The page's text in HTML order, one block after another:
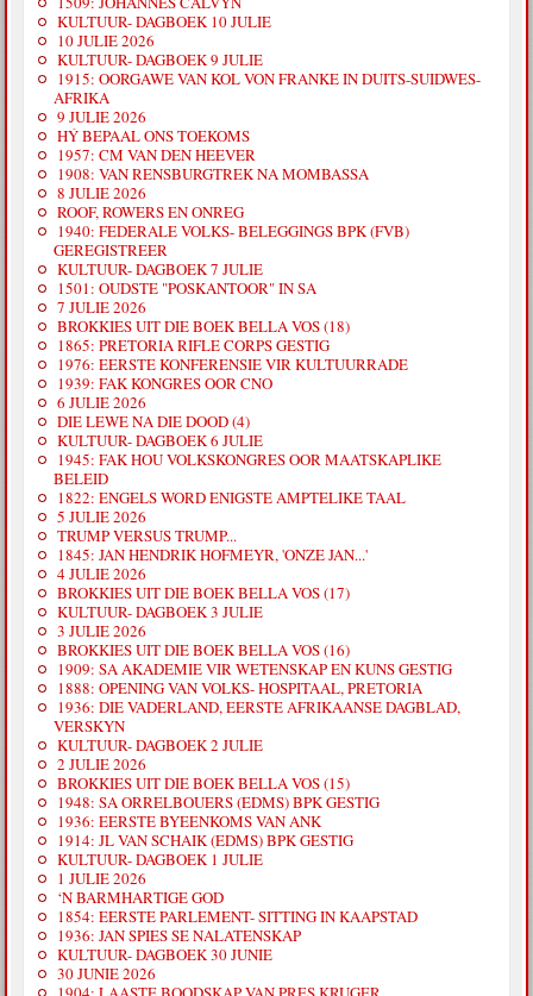
KULTUUR- DAGBOEK 10 JULIE
10 JULIE 2026
KULTUUR- DAGBOEK 9 JULIE
1915: OORGAWE VAN KOL VON FRANKE IN DUITS-SUIDWES-
AFRIKA
9 JULIE 2026
HÝ BEPAAL ONS TOEKOMS
1957: CM VAN DEN HEEVER
1908: VAN RENSBURGTREK NA MOMBASSA
8 JULIE 2026
ROOF, ROWERS EN ONREG
1940: FEDERALE VOLKS- BELEGGINGS BPK (FVB)
GEREGISTREER
KULTUUR- DAGBOEK 7 JULIE
1501: OUDSTE "POSKANTOOR" IN SA
7 JULIE 2026
BROKKIES UIT DIE BOEK BELLA VOS (18)
1865: PRETORIA RIFLE CORPS GESTIG
1976: EERSTE KONFERENSIE VIR KULTUURRADE
1939: FAK KONGRES OOR CNO
6 JULIE 2026
DIE LEWE NA DIE DOOD (4)
KULTUUR- DAGBOEK 6 JULIE
1945: FAK HOU VOLKSKONGRES OOR MAATSKAPLIKE
BELEID
1822: ENGELS WORD ENIGSTE AMPTELIKE TAAL
5 JULIE 2026
TRUMP VERSUS TRUMP...
1845: JAN HENDRIK HOFMEYR, 'ONZE JAN...'
4 JULIE 2026
BROKKIES UIT DIE BOEK BELLA VOS (17)
KULTUUR- DAGBOEK 3 JULIE
3 JULIE 2026
BROKKIES UIT DIE BOEK BELLA VOS (16)
1909: SA AKADEMIE VIR WETENSKAP EN KUNS GESTIG
1888: OPENING VAN VOLKS- HOSPITAAL, PRETORIA
1936: DIE VADERLAND, EERSTE AFRIKAANSE DAGBLAD,
VERSKYN
KULTUUR- DAGBOEK 2 JULIE
2 JULIE 2026
BROKKIES UIT DIE BOEK BELLA VOS (15)
1948: SA ORRELBOUERS (EDMS) BPK GESTIG
1936: EERSTE BYEENKOMS VAN ANK
1914: JL VAN SCHAIK (EDMS) BPK GESTIG
KULTUUR- DAGBOEK 1 JULIE
1 JULIE 2026
‘N BARMHARTIGE GOD
1854: EERSTE PARLEMENT- SITTING IN KAAPSTAD
1936: JAN SPIES SE NALATENSKAP
KULTUUR- DAGBOEK 30 JUNIE
30 JUNIE 2026